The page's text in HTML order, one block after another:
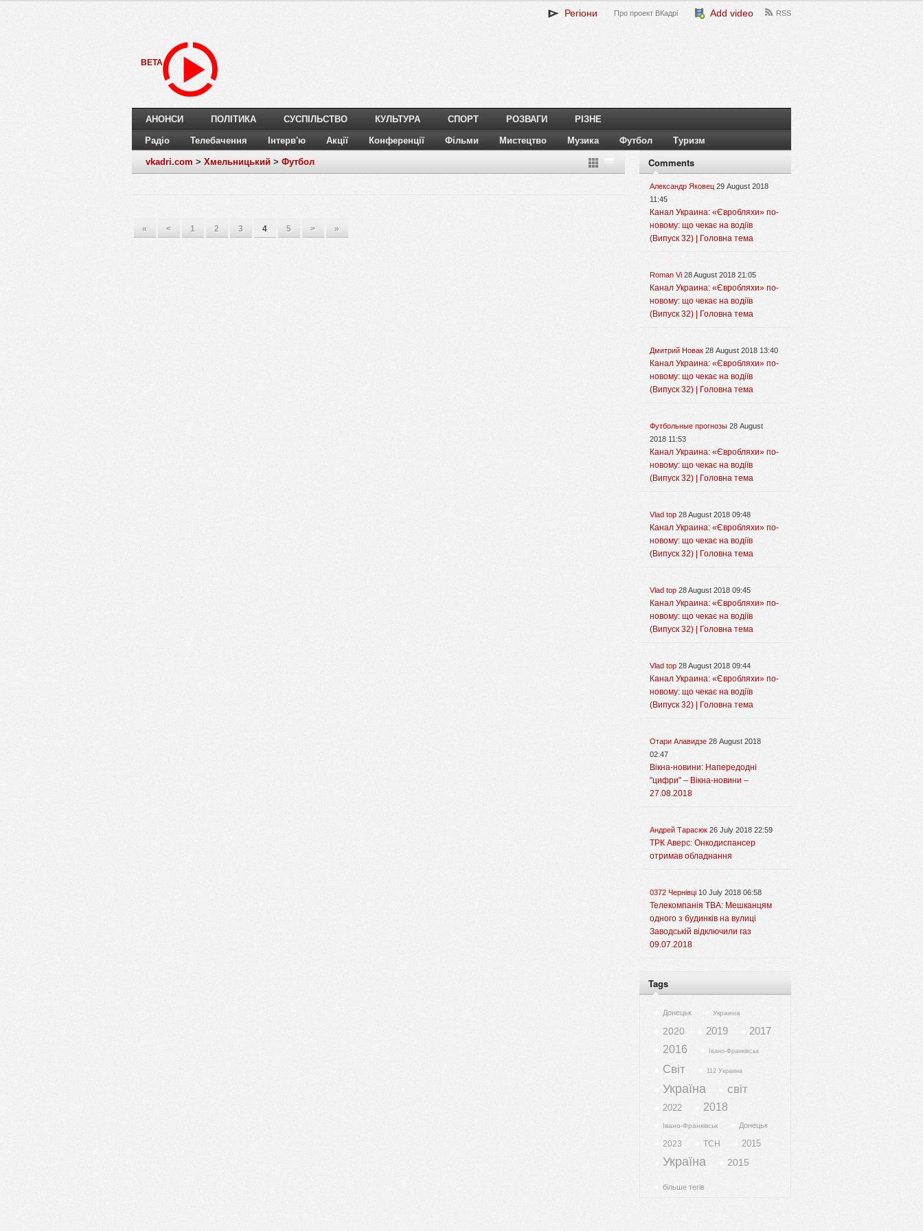
Регіони Про проект ВКадрі Add video RSS
BETA
АНОНСИ ПОЛІТИКА СУСПІЛЬСТВО КУЛЬТУРА СПОРТ РОЗВАГИ РІЗНЕ
Радіо Телебачення Інтерв'ю Акції Конференції Фільми Мистецтво Музика Футбол Туризм
vkadri.com > Хмельницький > Футбол
« < 1 2 3 4 5 > »
Comments
Александр Яковец 29 August 2018
11:45
Канал Украина: «Євробляхи» по-
новому: що чекає на водіїв
(Випуск 32) | Головна тема
Roman Vi 28 August 2018 21:05
Канал Украина: «Євробляхи» по-
новому: що чекає на водіїв
(Випуск 32) | Головна тема
Дмитрий Новак 28 August 2018 13:40
Канал Украина: «Євробляхи» по-
новому: що чекає на водіїв
(Випуск 32) | Головна тема
Футбольные прогнозы 28 August
2018 11:53
Канал Украина: «Євробляхи» по-
новому: що чекає на водіїв
(Випуск 32) | Головна тема
Vlad top 28 August 2018 09:48
Канал Украина: «Євробляхи» по-
новому: що чекає на водіїв
(Випуск 32) | Головна тема
Vlad top 28 August 2018 09:45
Канал Украина: «Євробляхи» по-
новому: що чекає на водіїв
(Випуск 32) | Головна тема
Vlad top 28 August 2018 09:44
Канал Украина: «Євробляхи» по-
новому: що чекає на водіїв
(Випуск 32) | Головна тема
Отари Алавидзе 28 August 2018
02:47
Вікна-новини: Напередодні
"цифри" – Вікна-новини –
27.08.2018
Андрей Тарасюк 26 July 2018 22:59
ТРК Аверс: Онкодиспансер
отримав обладнання
0372 Чернівці 10 July 2018 06:58
Телекомпанія ТВА: Мешканцям
одного з будинків на вулиці
Заводській відключили газ
09.07.2018
Tags
Донецьк Украина
2020 2019
2017
2016
Івано-Франківськ
Світ 112 Украина
Україна світ
2022 2018
Івано-Франківськ Донецьк
2023 ТСН 2015
Україна 2015
більше тегів